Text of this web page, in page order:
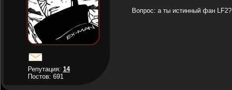
Репутация:14
Постов: 691
Вопрос: а ты истинный фан LF2?